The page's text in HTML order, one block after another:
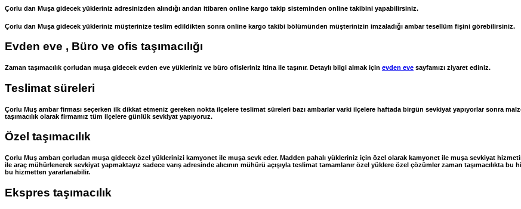
Çorlu dan Muşa gidecek yükleriniz adresinizden alındığı andan itibaren online kargo takip sisteminden online takibini yapabilirsiniz.
Çorlu dan Muşa gidecek yükleriniz müşterinize teslim edildikten sonra online kargo takibi bölümünden müşterinizin imzaladığı ambar tesellüm fişini görebilirsiniz.
Evden eve , Büro ve ofis taşımacılığı
Zaman taşımacılık çorludan muşa gidecek evden eve yükleriniz ve büro ofisleriniz itina ile taşınır. Detaylı bilgi almak için evden eve sayfamızı ziyaret ediniz.
Teslimat süreleri
Çorlu Muş ambar firması seçerken ilk dikkat etmeniz gereken nokta ilçelere teslimat süreleri bazı ambarlar varki ilçelere haftada birgün sevkiyat yapıyorlar sonra
taşımacılık olarak firmamız tüm ilçelere günlük sevkiyat yapıyoruz.
Özel taşımacılık
Çorlu Muş ambarı çorludan muşa gidecek özel yüklerinizi kamyonet ile muşa sevk eder. Madden pahalı yükleriniz için özel olarak kamyonet ile muşa sevkiyat
ile araç mühürlenerek sevkiyat yapmaktayız sadece varış adresinde alıcının mühürü açışıyla teslimat tamamlanır özel yüklere özel çözümler zaman taşımacılıkta
bu hizmetten yararlanabilir.
Ekspres taşımacılık